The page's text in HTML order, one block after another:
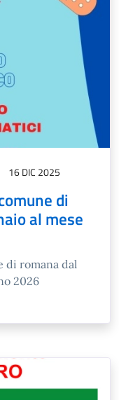
16 DIC 2025
di
al mese
di romana dal
2026